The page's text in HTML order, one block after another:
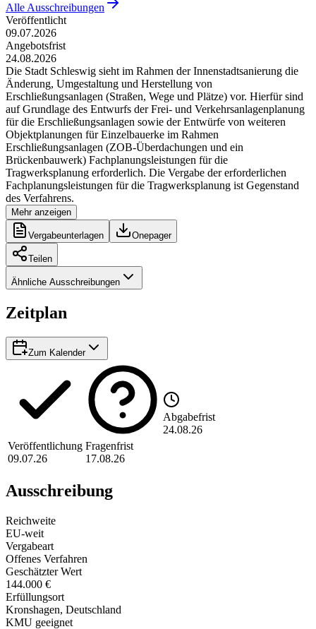
Alle Ausschreibungen
Veröffentlicht
09.07.2026
Angebotsfrist
24.08.2026
Die Stadt Schleswig sieht im Rahmen der Innenstadtsanierung die
Änderung, Umgestaltung und Herstellung von
Erschließungsanlagen (Straßen, Wege und Plätze) vor. Hierfür sind
auf Grundlage des Entwurfs der Frei- und Verkehrsanlagenplanung
für die Erschließungsanlagen sowie der Entwürfe von weiteren
Objektplanungen für Einzelbauerke im Rahmen
Erschließungsanlagen (ZOB-Überdachungen und ein
Brückenbauwerk) Fachplanungsleistungen für die
Tragwerksplanung erforderlich. Die Vergabe der erforderlichen
Fachplanungsleistungen für die Tragwerksplanung ist Gegenstand
des Verfahrens.
Mehr anzeigen
Vergabeunterlagen Onepager
Teilen
Ähnliche Ausschreibungen
Zeitplan
Zum Kalender
Veröffentlichung
09.07.26
Fragenfrist
17.08.26
Abgabefrist
24.08.26
Ausschreibung
Reichweite
EU-weit
Vergabeart
Offenes Verfahren
Geschätzter Wert
144.000 €
Erfüllungsort
Kronshagen, Deutschland
KMU geeignet